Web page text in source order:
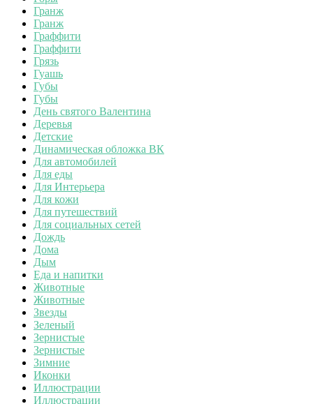
Гранж
Гранж
Граффити
Граффити
Грязь
Гуашь
Губы
Губы
День святого Валентина
Деревья
Детские
Динамическая обложка ВК
Для автомобилей
Для еды
Для Интерьера
Для кожи
Для путешествий
Для социальных сетей
Дождь
Дома
Дым
Еда и напитки
Животные
Животные
Звезды
Зеленый
Зернистые
Зернистые
Зимние
Иконки
Иллюстрации
Иллюстрации